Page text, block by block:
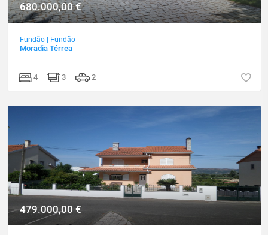
680.000,00€
Fundão | Fundão
Moradia Térrea
4 3 2
479.000,00 €